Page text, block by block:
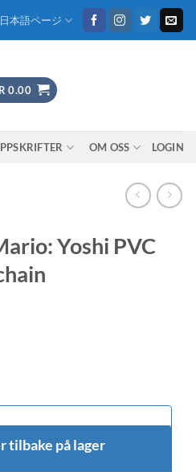
日本語ページ
0.00
OM OSS LOGIN
Yoshi PVC
tilbake på lager